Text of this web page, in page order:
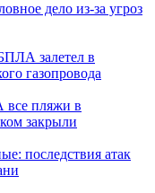
дело из-за угроз
залетел в
газопровода
все пляжи в
закрыли
последствия атак